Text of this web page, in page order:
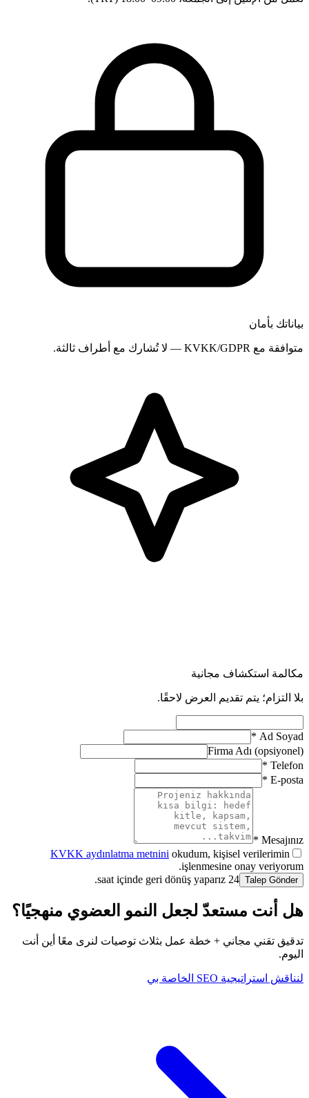
بياناتك بأمان
متوافقة مع KVKK/GDPR — لا تُشارك مع أطراف ثالثة.
مكالمة استكشاف مجانية
بلا التزام؛ يتم تقديم العرض لاحقًا.
Ad Soyad
*
Firma Adı (opsiyonel)
Telefon
*
E-posta
*
Mesajınız *
KVKK aydınlatma metnini okudum, kişisel verilerimin
işlenmesine onay veriyorum.
Talep Gönder
24 saat içinde geri dönüş yaparız.
هل أنت مستعدّ لجعل النمو العضوي منهجيًا؟
تدقيق تقني مجاني + خطة عمل بثلاث توصيات لنرى معًا أين أنت
اليوم.
لنناقش استراتيجية SEO الخاصة بي